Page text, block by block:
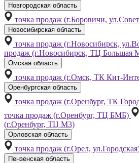
Новгородская область
точка продаж (г.Боровичи,
Новосибирская область
точка продаж (г.Новосибирск,
продаж (г.Новосибирск, ТЦ Большая
Омская область
точка продаж (г.Омск, ТК Кит-
Оренбургская область
точка продаж (г.Оренбург, ТК
точка продаж (г.Оренбург, ТЦ БМБ)
(г.Оренбург, ТЦ М3)
Орловская область
точка продаж (г.Орел,
Пензенская область